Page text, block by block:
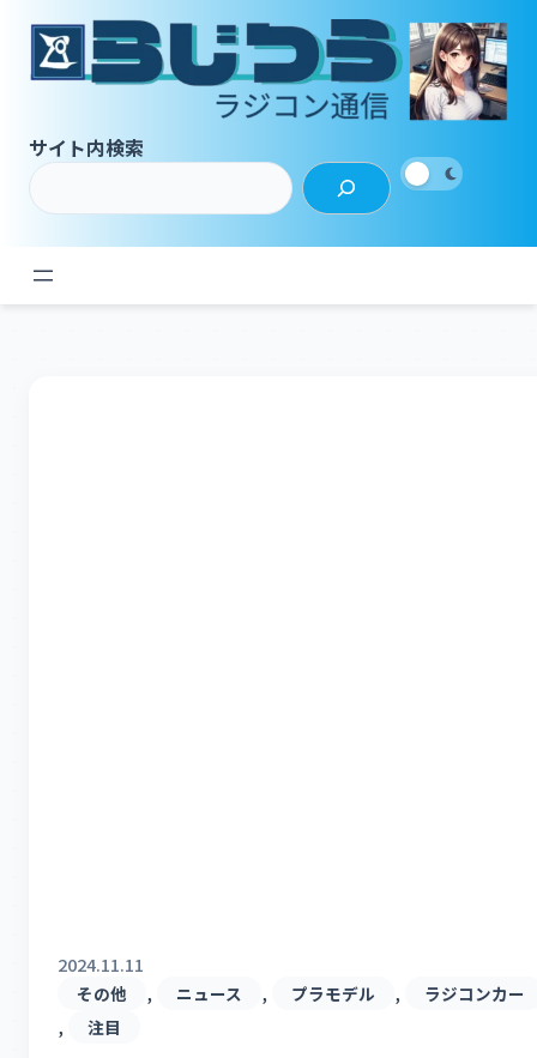
サイト内検索
2024.11.11
その他 , ニュース , プラモデル , ラジコンカー
, 注目